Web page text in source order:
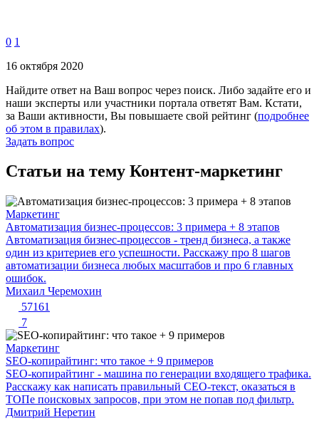
0 1
16 октября 2020
Найдите ответ на Ваш вопрос через поиск. Либо задайте его и
наши эксперты или участники портала ответят Вам. Кстати,
за Ваши активности, Вы повышаете свой рейтинг (подробнее
об этом в правилах).
Задать вопрос
Статьи на тему Контент-маркетинг
Маркетинг
Автоматизация бизнес-процессов: 3 примера + 8 этапов
Автоматизация бизнес-процессов - тренд бизнеса, а также
один из критериев его успешности. Расскажу про 8 шагов
автоматизации бизнеса любых масштабов и про 6 главных
ошибок.
Михаил Черемохин
57161
7
Маркетинг
SEO-копирайтинг: что такое + 9 примеров
SEO-копирайтинг - машина по генерации входящего трафика.
Расскажу как написать правильный СЕО-текст, оказаться в
ТОПе поисковых запросов, при этом не попав под фильтр.
Дмитрий Неретин